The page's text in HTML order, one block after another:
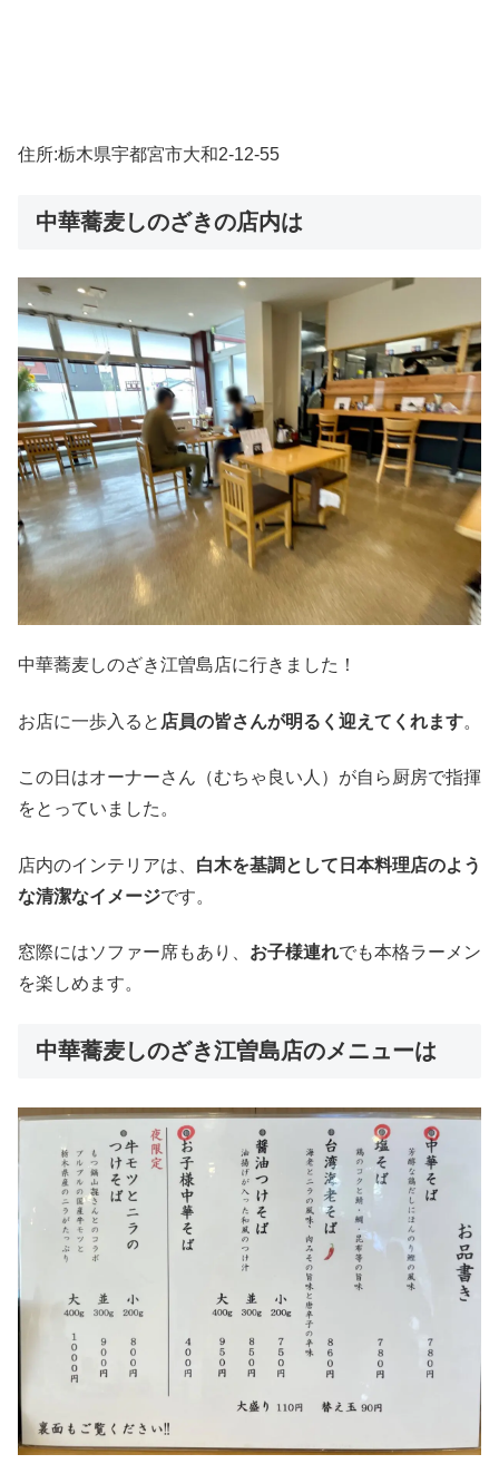
住所:栃木県宇都宮市大和2-12-55
中華蕎麦しのざきの店内は
中華蕎麦しのざき江曽島店に行きました！
お店に一歩入ると 店員の皆さんが明るく迎えてくれます。
この日はオーナーさん（むちゃ良い人）が自ら厨房で指揮
をとっていました。
店内のインテリアは、 白木を基調として日本料理店のよう
な清潔なイメージです。
窓際にはソファー席もあり、 お子様連れでも本格ラーメン
を楽しめます。
中華蕎麦しのざき江曽島店のメニューは